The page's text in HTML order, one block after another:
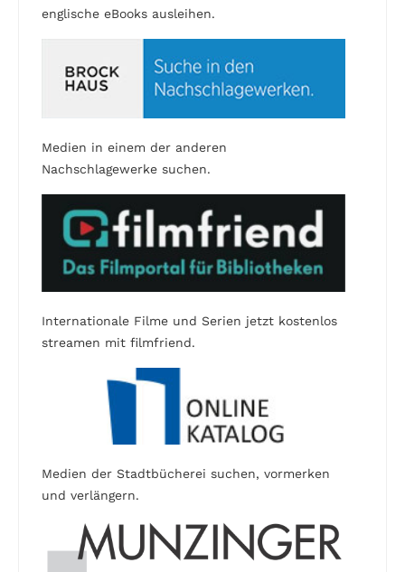
englische eBooks ausleihen.
Medien in einem der anderen
Nachschlagewerke suchen.
Internationale Filme und Serien jetzt kostenlos
streamen mit filmfriend.
Medien der Stadtbücherei suchen, vormerken
und verlängern.